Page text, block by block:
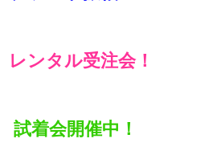
レンタル受注会！
試着会開催中！